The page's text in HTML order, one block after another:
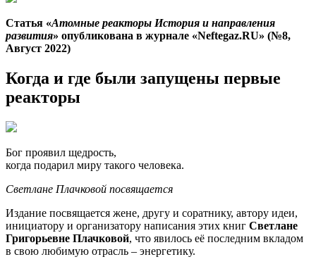
Статья «Атомные реакторы История и направления
развития» опубликована в журнале «Neftegaz.RU» (№8,
Август 2022)
Когда и где были запущены первые
реакторы
Бог проявил щедрость,
когда подарил миру такого человека.
Светлане Плачковой посвящается
Издание посвящается жене, другу и соратнику, автору идеи,
инициатору и организатору написания этих книг Светлане
Григорьевне Плачковой, что явилось её последним вкладом
в свою любимую отрасль – энергетику.